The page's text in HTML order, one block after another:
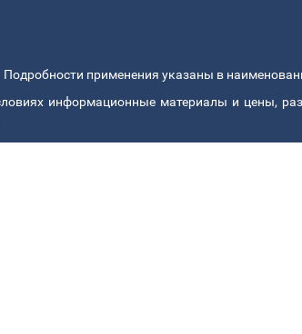
применения указаны в
информационные материалы и цены,